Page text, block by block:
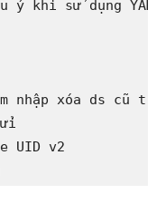
ý khi sử dụng YAMM
nhập xóa ds cũ
UID v2